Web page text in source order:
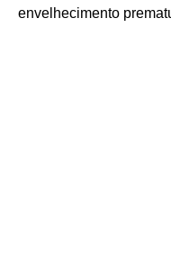
envelhecimento